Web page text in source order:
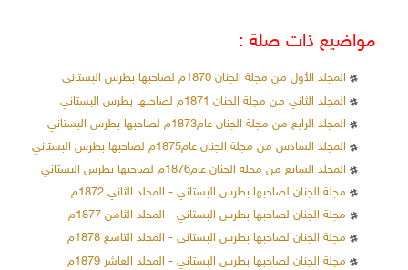
مواضيع ذات صلة :
المجلد الأول من مجلة الجنان 1870م لصاحبها بطرس البستاني
المجلد الثاني من مجلة الجنان 1871م لصاحبها بطرس البستاني
المجلد الرابع من مجلة الجنان عام1873م لصاحبها بطرس البستاني
المجلد السادس من مجلة الجنان عام1875م لصاحبها بطرس البستاني
المجلد السابع من مجلة الجنان عام1876م لصاحبها بطرس البستاني
مجلة الجنان لصاحبها بطرس البستاني - المجلد الثاني 1872م
مجلة الجنان لصاحبها بطرس البستاني - المجلد الثامن 1877م
مجلة الجنان لصاحبها بطرس البستاني - المجلد التاسع 1878م
مجلة الجنان لصاحبها بطرس البستاني - المجلد العاشر 1879م